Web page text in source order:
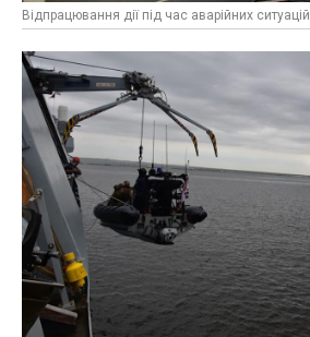
Відпрацювання дії під час аварійних ситуацій